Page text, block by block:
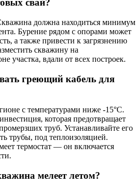
свай?
должна находиться минимум
Бурение рядом с опорами может
а также привести к загрязнению
скважину на
участка, вдали от всех построек.
греющий кабель для
с температурами ниже -15°C.
которая предотвращает
труб. Устанавливайте его
трубы, под теплоизоляцией.
термостат — он включается
мелеет летом?